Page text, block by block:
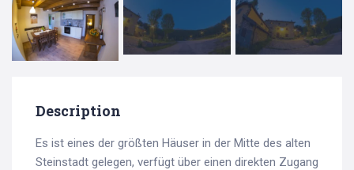
Description
Es ist eines der größten Häuser in der Mitte des alten
Steinstadt gelegen, verfügt über einen direkten Zugang